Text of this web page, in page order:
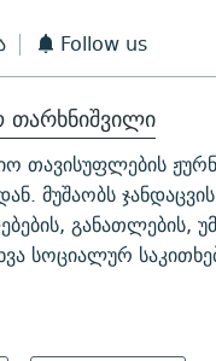
Follow us
თარხნიშვილი
თავისუფლების
მუშაობს
განათლების,
სოციალურ